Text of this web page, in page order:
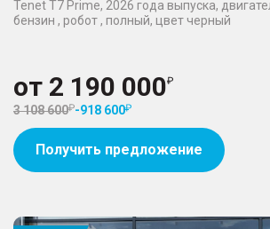
Tenet T7 Prime, 2026 года выпуска,
бензин , робот , полный, цвет черный
от 2 190 000
3 108 600 -918 600
Получить предложение